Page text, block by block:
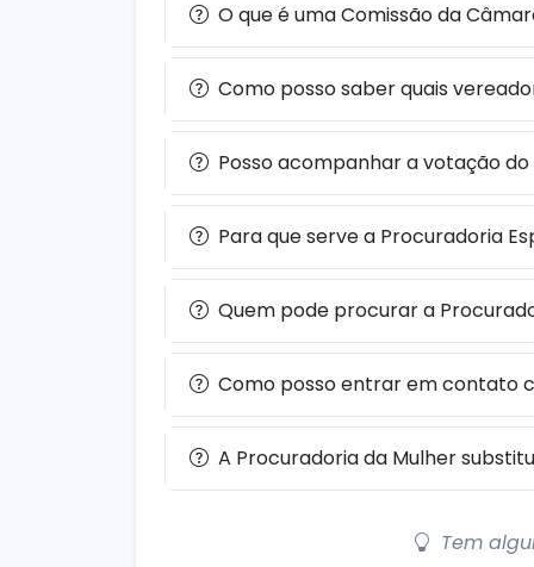
O que é uma Comissão da
Como posso saber quais
Posso acompanhar a votação
Para que serve a Procuradoria
Quem pode procurar a
Como posso entrar em contato
A Procuradoria da Mulher
Tem